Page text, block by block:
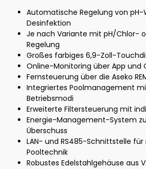
Automatische Regelung von pH-
Desinfektion
Je nach Variante mit pH/Chlor-
Regelung
Großes farbiges 6,9-Zoll-
Online-Monitoring über App und
Fernsteuerung über die Aseko
Integriertes Poolmanagement
Betriebsmodi
Erweiterte Filtersteuerung mit
Energie-Management-System
Überschuss
LAN- und RS485-Schnittstelle
Pooltechnik
Robustes Edelstahlgehäuse aus